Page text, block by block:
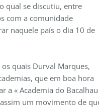
qual se discutiu, entre
com a comunidade
naquele país o dia 10 de
quais Durval Marques,
que em boa hora
a « Academia do Bacalhau
um movimento de